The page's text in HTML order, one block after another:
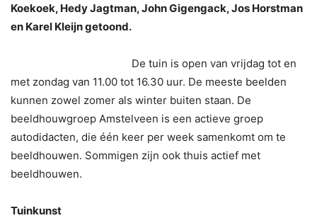
Koekoek, Hedy Jagtman, John Gigengack, Jos Horstman
en Karel Kleijn getoond.
De tuin is open van vrijdag tot en
met zondag van 11.00 tot 16.30 uur. De meeste beelden
kunnen zowel zomer als winter buiten staan. De
beeldhouwgroep Amstelveen is een actieve groep
autodidacten, die één keer per week samenkomt om te
beeldhouwen. Sommigen zijn ook thuis actief met
beeldhouwen.
Tuinkunst